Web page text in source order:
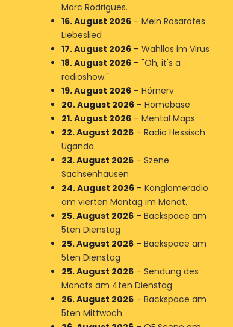
Marc Rodrigues.
16. August 2026– Mein Rosarotes
Liebeslied
17. August 2026– Wahllos im Virus
18. August 2026– "Oh, it's a
radioshow."
19. August 2026– Hörnerv
20. August 2026– Homebase
21. August 2026– Mental Maps
22. August 2026– Radio Hessisch
Uganda
23. August 2026– Szene
Sachsenhausen
24. August 2026– Konglomeradio
am vierten Montag im Monat.
25. August 2026– Backspace am
5ten Dienstag
25. August 2026– Backspace am
5ten Dienstag
25. August 2026– Sendung des
Monats am 4ten Dienstag
26. August 2026– Backspace am
5ten Mittwoch